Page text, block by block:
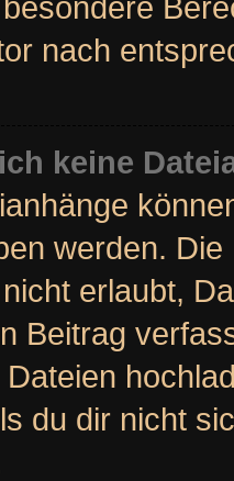
nach
keine
werden.
erlaubt,
Beitrag
du dir nicht